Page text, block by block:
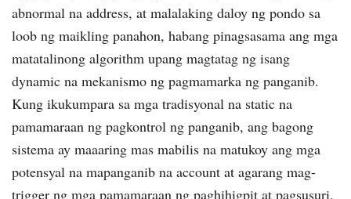
abnormal na address, at malalaking daloy ng pondo sa
loob ng maikling panahon, habang pinagsasama ang mga
matatalinong algorithm upang magtatag ng isang
dynamic na mekanismo ng pagmamarka ng panganib.
Kung ikukumpara sa mga tradisyonal na static na
pamamaraan ng pagkontrol ng panganib, ang bagong
sistema ay maaaring mas mabilis na matukoy ang mga
potensyal na mapanganib na account at agarang mag-
trigger ng mga pamamaraan ng paghihigpit at pagsusuri,